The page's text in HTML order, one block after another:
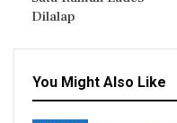
Dilalap
You Might Also Like